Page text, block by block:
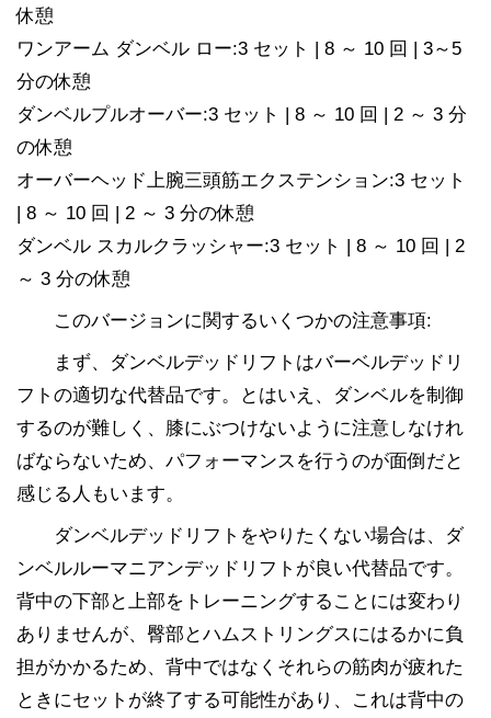
休憩
ワンアーム ダンベル ロー:3 セット | 8 ～ 10 回 | 3～5
分の休憩
ダンベルプルオーバー:3 セット | 8 ～ 10 回 | 2 ～ 3 分
の休憩
オーバーヘッド上腕三頭筋エクステンション:3 セット
| 8 ～ 10 回 | 2 ～ 3 分の休憩
ダンベル スカルクラッシャー:3 セット | 8 ～ 10 回 | 2
～ 3 分の休憩
このバージョンに関するいくつかの注意事項:
まず、ダンベルデッドリフトはバーベルデッドリ
フトの適切な代替品です。とはいえ、ダンベルを制御
するのが難しく、膝にぶつけないように注意しなけれ
ばならないため、パフォーマンスを行うのが面倒だと
感じる人もいます。
ダンベルデッドリフトをやりたくない場合は、ダ
ンベルルーマニアンデッドリフトが良い代替品です。
背中の下部と上部をトレーニングすることには変わり
ありませんが、臀部とハムストリングスにはるかに負
担がかかるため、背中ではなくそれらの筋肉が疲れた
ときにセットが終了する可能性があり、これは背中の